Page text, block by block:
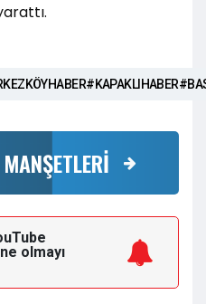
olmayı